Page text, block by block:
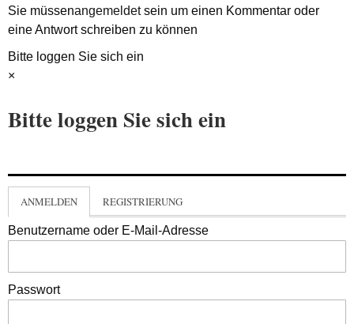
Sie müssenangemeldetsein um einen Kommentar oder
eine Antwort schreiben zu können
Bitte loggen Sie sich ein
×
Bitte loggen Sie sich ein
ANMELDEN REGISTRIERUNG
Benutzername oder E-Mail-Adresse
Passwort